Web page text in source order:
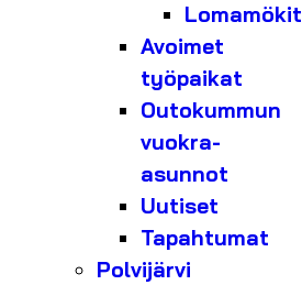
Lomamökit
Avoimet
työpaikat
Outokummun
vuokra-
asunnot
Uutiset
Tapahtumat
Polvijärvi